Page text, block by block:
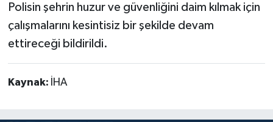
Polisin şehrin huzur ve güvenliğini daim kılmak için
çalışmalarını kesintisiz bir şekilde devam
ettireceği bildirildi.
Kaynak: İHA